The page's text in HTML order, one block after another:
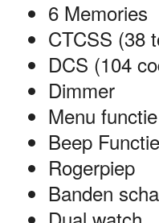
6 Memories
CTCSS (38
DCS (104
Dimmer
Menu
Beep Functie
Rogerpiep
Banden